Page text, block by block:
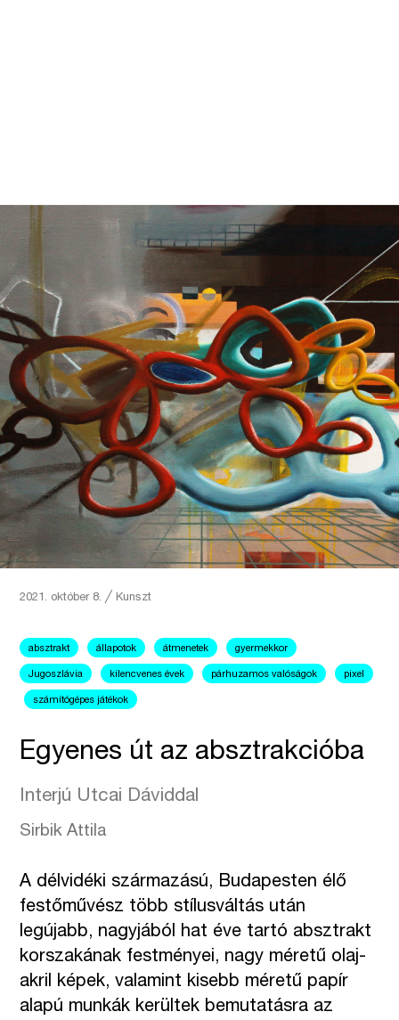
2021. október 8.╱ Kunszt
absztrakt állapotok átmenetek gyermekkor
Jugoszlávia kilencvenes évek párhuzamos valóságok pixel
számítógépes játékok
Egyenes út az absztrakcióba
Interjú Utcai Dáviddal
Sirbik Attila
A délvidéki származású, Budapesten élő
festőművész több stílusváltás után
legújabb, nagyjából hat éve tartó absztrakt
korszakának festményei, nagy méretű olaj-
akril képek, valamint kisebb méretű papír
alapú munkák kerültek bemutatásra az